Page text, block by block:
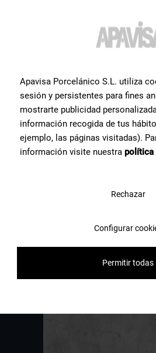
ayudacon algún
Ponte en contacto con el equipo de
que contamos en Apavisa Porcelánico.
ayudamos en lo que necesites para
arquitectura, interiorismo o reforma.
Apavisa Porcelánico S.L. utiliza
sesión y persistentes para fines
mostrarte publicidad
información recogida de tus
ejemplo, las páginas visitadas).
información visite nuestra política
Rechazar
Configurar
Permitir todas